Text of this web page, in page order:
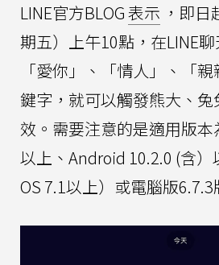
LINE官方BLOG表示 ，即
期五）上午10點，在LINE
「愛你」、「情人」、「
鍵字，就可以觸發熊大、
效。需要注意的是適用版本
以上、Android 10.2.0 (含
OS 7.1以上）或電腦版6.7.3